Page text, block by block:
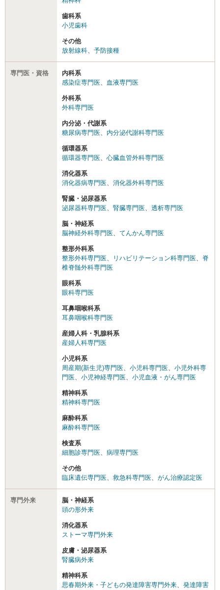
歯科系
小児歯科
その他
放射線科、 予防接種
専門医・資格
内科系
感染症専門医、 血液専門医
外科系
外科専門医
内分泌・代謝系
糖尿病専門医、 内分泌代謝科専門医
循環器系
循環器専門医、 心臓血管外科専門医
消化器系
消化器病専門医、 消化器外科専門医
腎臓・泌尿器系
泌尿器科専門医、 腎臓専門医、 透析専門医
脳・神経系
脳神経外科専門医、 てんかん専門医
整形外科系
整形外科専門医、 リハビリテーション科専門医、 脊
椎脊髄外科専門医
眼科系
眼科専門医
耳鼻咽喉科系
耳鼻咽喉科専門医
産婦人科・乳腺科系
産婦人科専門医
小児科系
周産期(新生児)専門医、 小児科専門医、 小児外科専
門医、 小児神経専門医、 小児血液・がん専門医
精神科系
精神科専門医
麻酔科系
麻酔科専門医
検査系
細胞診専門医、 病理専門医
その他
臨床遺伝専門医、 救急科専門医、 がん治療認定医
専門外来
脳・神経系
頭の形外来
消化器系
ストーマ専門外来
皮膚・泌尿器系
腎臓病外来
精神科系
思春期外来・子どもの発達障害専門外来、 発達障害